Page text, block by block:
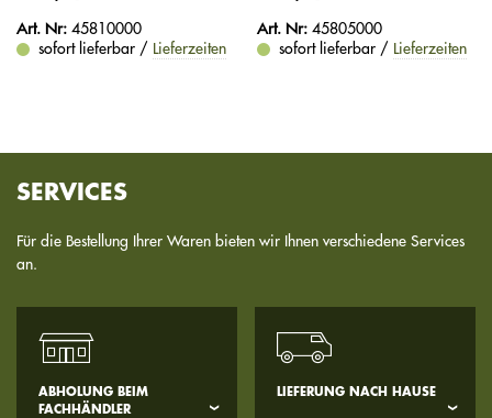
Art. Nr: 45810000
sofort lieferbar / Lieferzeiten
Art. Nr: 45805000
sofort lieferbar / Lieferzeiten
SERVICES
Für die Bestellung Ihrer Waren bieten wir Ihnen verschiedene Services
an.
ABHOLUNG BEIM
FACHHÄNDLER
LIEFERUNG NACH HAUSE